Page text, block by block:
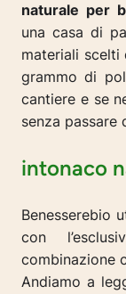
naturale per
una casa di
materiali scelti
grammo di
cantiere e se
senza passare
intonaco
Benesserebio
con
combinazione
Andiamo a